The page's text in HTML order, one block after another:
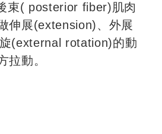
束( posterior fiber)肌肉
伸展(extension)、外展
(external rotation)的動
拉動。